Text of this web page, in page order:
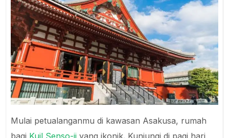
Mulai petualanganmu di kawasan Asakusa, rumah